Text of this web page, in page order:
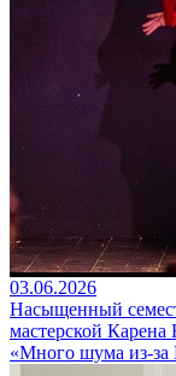
03.06.2026
Насыщенный
мастерской
«Много шума из-за